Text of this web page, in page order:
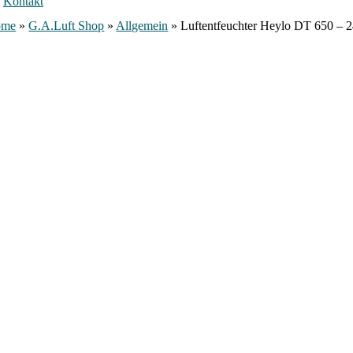
»G.A.Luft Shop » Allgemein »Luftentfeuchter Heylo DT 650 –